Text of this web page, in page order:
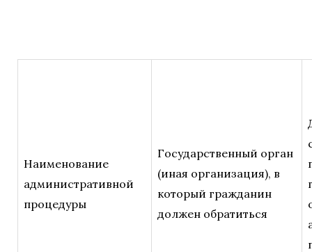
Наименование
административной
процедуры
Государственный орган
(иная организация), в
который гражданин
должен обратиться